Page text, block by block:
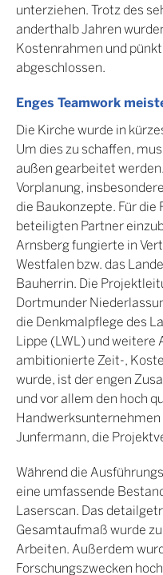
unterziehen. Trotz des
anderthalb Jahren
Kostenrahmen und
abgeschlossen.
Enges Teamwork
Die Kirche wurde in
Um dies zu schaffen,
außen gearbeitet
Vorplanung,
die Baukonzepte. Für die
beteiligten Partner
Arnsberg fungierte in
Westfalen bzw. das
Bauherrin. Die
Dortmunder
die Denkmalpflege des
Lippe (LWL) und weitere
ambitionierte Zeit-,
wurde, ist der engen
und vor allem den hoch
Handwerksunternehmen
Junfermann, die
Während die
eine umfassende
Laserscan. Das
Gesamtaufmaß wurde
Arbeiten. Außerdem
Forschungszwecken